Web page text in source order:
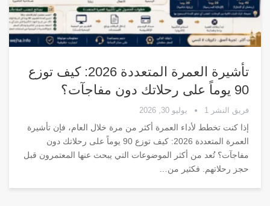
تأشيرة العمرة المتعددة 2026: كيف توزع
90 يوماً على رحلاتك دون مفاجآت؟
فريق النشر 1 يوليو 30, 2026
إذا كنت تخطط لأداء العمرة أكثر من مرة خلال العام، فإن تأشيرة
العمرة المتعددة 2026: كيف توزع 90 يوماً على رحلاتك دون
مفاجآت؟ تُعد من أكثر الموضوعات التي يبحث عنها المعتمرون قبل
حجز رحلاتهم. فكثير من